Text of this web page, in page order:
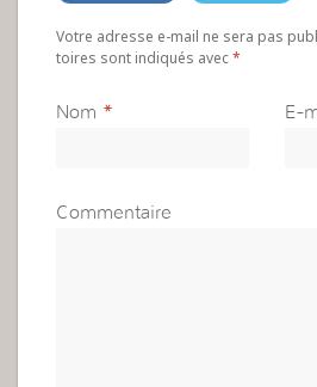
Votre adresse e-mail ne sera pas
toires sont indiqués avec*
Nom * E-
Commentaire